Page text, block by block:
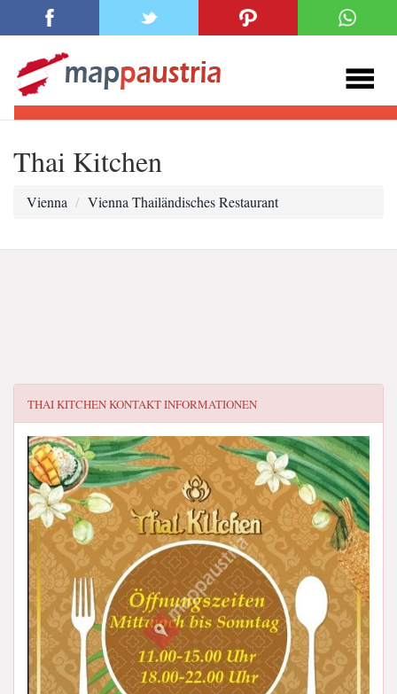
Thai Kitchen
Vienna Vienna Thailändisches Restaurant
THAI KITCHENKONTAKT INFORMATIONEN